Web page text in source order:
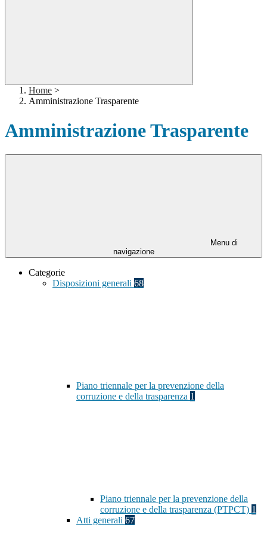
Home >
Amministrazione Trasparente
Amministrazione Trasparente
Menu di
navigazione
Categorie
Disposizioni generali 68
Piano triennale per la prevenzione della
corruzione e della trasparenza 1
Piano triennale per la prevenzione della
corruzione e della trasparenza (PTPCT) 1
Atti generali 67